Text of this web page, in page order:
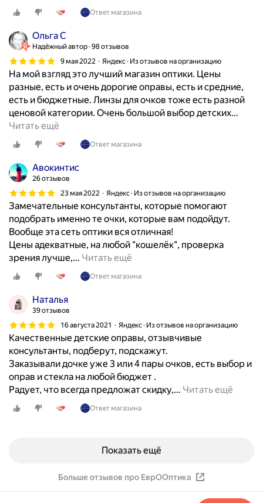
к
н
ы
е
л
и
н
з
с
о
и
с
о
б
с
т
в
н
н
ы
е
г
л
а
з
а
у
в
ы
Ответ магазина
Ольга С
Надёжный автор 98 отзывов
9 мая 2022
Яндекс · Из отзывов на организацию
На мой взгляд это лучший магазин оптики. Цены
разные, есть и очень дорогие оправы, есть и средние,
есть и бюджетные. Линзы для очков тоже есть разной
ценовой категории. Очень большой выбор детских…
Читать ещё
Ответ магазина
Авокинтис
26 отзывов
23 мая 2022
Яндекс · Из отзывов на организацию
Замечательные консультанты, которые помогают
подобрать именно те очки, которые вам подойдут.
Вообще эта сеть оптики вся отличная!
Цены адекватные, на любой "кошелёк", проверка
зрения лучше,… Читать ещё
Ответ магазина
Наталья
39 отзывов
16 августа 2021
Яндекс · Из отзывов на организацию
Качественные детские оправы, отзывчивые
консультанты, подберут, подскажут.
Заказывали дочке уже 3 или 4 пары очков, есть выбор и
оправ и стекла на любой бюджет .
Радует, что всегда предложат скидку,… Читать ещё
Ответ магазина
Показать ещё
Больше отзывов про ЕврООптика